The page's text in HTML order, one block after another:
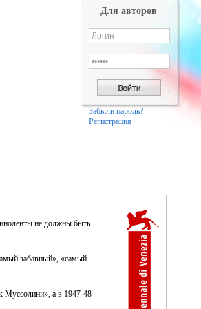
Для авторов
Забыли пароль?
Регистрация
не должны быть
забавный», «самый
Муссолини», а в 1947-48